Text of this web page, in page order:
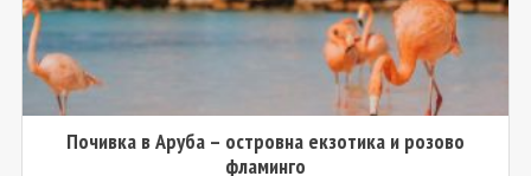
Почивка в Аруба – островна екзотика и розово
фламинго